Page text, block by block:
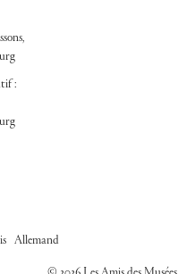
:
Allemand